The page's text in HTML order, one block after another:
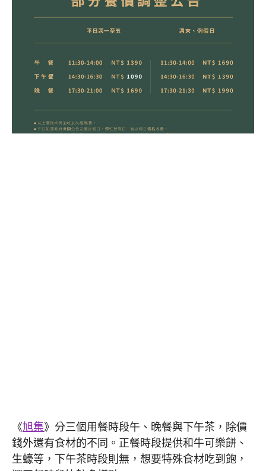
《旭集》分三個用餐時段午、晚餐與下午茶，除價
錢外還有食材的不同。正餐時段提供和牛可樂餅、
生蠔等，下午茶時段則無，想要特殊食材吃到飽，